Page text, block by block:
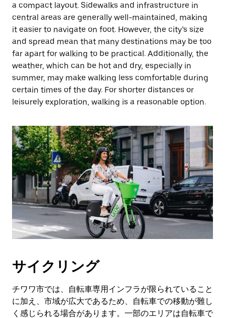
で
カ
レ
ン
ダ
ー
じ
ま
a compact layout. Sidewalks and infrastructure in
central areas are generally well-maintained, making
it easier to navigate on foot. However, the city’s size
and spread mean that many destinations may be too
far apart for walking to be practical. Additionally, the
weather, which can be hot and dry, especially in
summer, may make walking less comfortable during
certain times of the day. For shorter distances or
leisurely exploration, walking is a reasonable option.
サイクリング
チワワ市では、自転車専用インフラが限られていること
に加え、市域が広大であるため、自転車での移動が難し
く感じられる場合があります。一部のエリアは自転車で